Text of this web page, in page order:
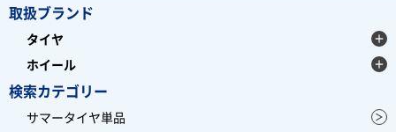
取扱ブランド
タイヤ
ホイール
検索カテゴリー
サマータイヤ単品